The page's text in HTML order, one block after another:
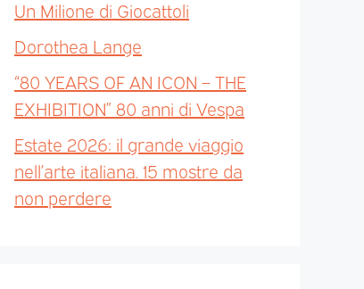
Un Milione di Giocattoli
Dorothea Lange
“80 YEARS OF AN ICON – THE
EXHIBITION” 80 anni di Vespa
Estate 2026: il grande viaggio
nell’arte italiana. 15 mostre da
non perdere